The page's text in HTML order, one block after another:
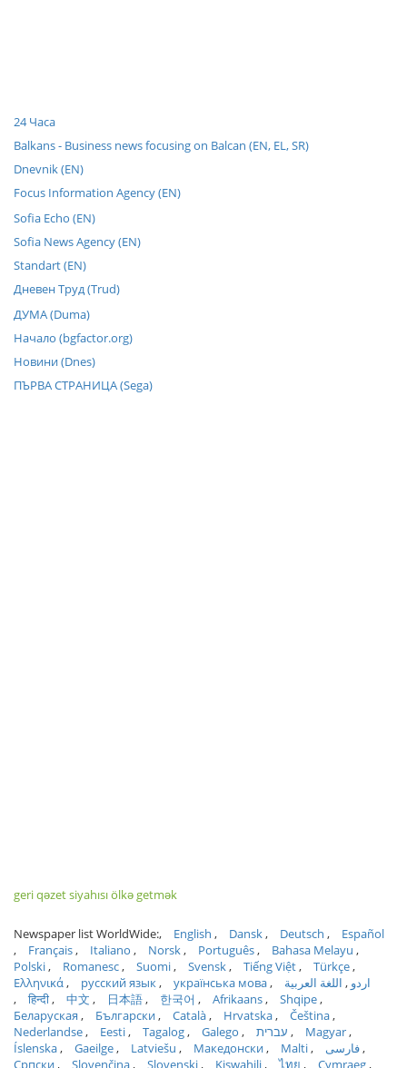
24 Часа
Balkans - Business news focusing on Balcan (EN, EL, SR)
Dnevnik (EN)
Focus Information Agency (EN)
Sofia Echo (EN)
Sofia News Agency (EN)
Standart (EN)
Дневен Труд (Trud)
ДУМА (Duma)
Начало (bgfactor.org)
Новини (Dnes)
ПЪРВА СТРАНИЦА (Sega)
geri qəzet siyahısı ölkə getmək
Newspaper list WorldWide: English Dansk Deutsch
Español
Français
Italiano Norsk Português
Bahasa Melayu
Polski
Romanesc Suomi Svensk Tiếng Việt
Türkçe
Ελληνικά
русский язык українська мова اردو
اللغة العربية
हिन्दी
中文 日本語 한국어 Afrikaans
Shqipe
Беларуская
Български Català Hrvatska
Čeština
Nederlandse
Eesti Tagalog Galego עברית
Magyar
Íslenska
Gaeilge Latviešu Македонски Malti
فارسی
Српски
Slovenčina Slovenski Kiswahili ไทย Cymraeg